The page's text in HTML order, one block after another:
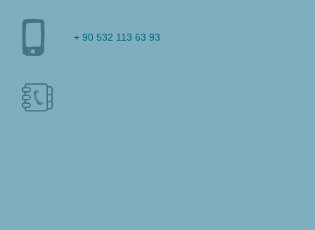
+ 90 532 113 63 93